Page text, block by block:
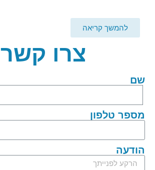
להמשך קריאה
צרו קשר
שם
מספר טלפון
הודעה